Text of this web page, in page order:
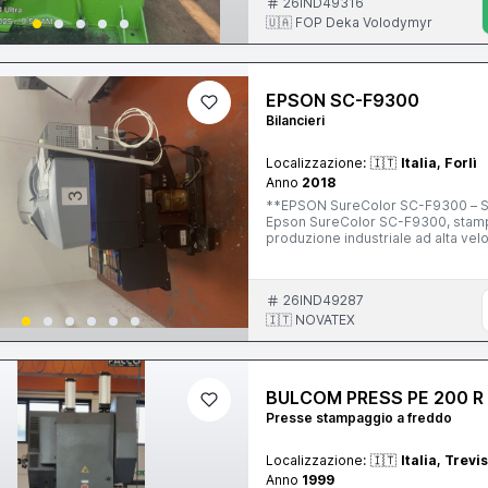
🇺🇦 FOP Deka Volodymyr
EPSON SC-F9300
Bilancieri
Localizzazione: 🇮🇹 Italia, Forlì
Anno 2018
**EPSON SureColor SC-F9300 –
Epson SureColor SC-F9300,
produzione industriale ad alta
UltraChrome DS, che
resistenza nel tempo. **Caratteristiche principali:** * Larghezza di stampa: 64" (162,5 cm) *
Tecnologia di stampa Epson
inchiostri Epson UltraChrome
supporti e produzione
settore della stampa tessile
produttiva con una soluzione industriale affidabile
26IND49287
🇮🇹 NOVATEX
BULCOM PRESS PE 200 R
Presse stampaggio a freddo
Localizzazione: 🇮🇹 Italia,
Anno 1999